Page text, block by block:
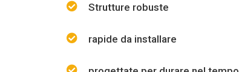
Strutture robuste
rapide da installare